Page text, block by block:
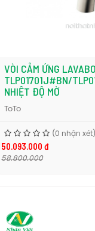
VÒI CẢM ỨNG
TLP01701J#BN/
NHIỆT ĐỘ MỜ
ToTo
(0 nhận xét)
50.093.000 đ
58.800.000